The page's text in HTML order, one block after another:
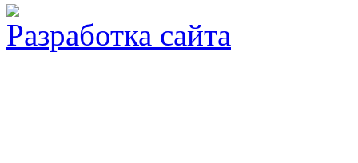
Разработка сайта